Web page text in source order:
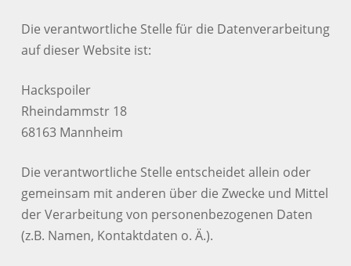
Die verantwortliche Stelle für die Datenverarbeitung
auf dieser Website ist:
Hackspoiler
Rheindammstr 18
68163 Mannheim
Die verantwortliche Stelle entscheidet allein oder
gemeinsam mit anderen über die Zwecke und Mittel
der Verarbeitung von personenbezogenen Daten
(z.B. Namen, Kontaktdaten o. Ä.).